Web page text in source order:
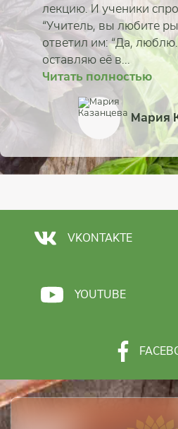
лекцию. И ученики
“Учитель, вы любите
ответил им: “Да,
оставляю её в...
Читать полностью
Мария
Читать
Читать
Читать
Читать
Читать
Читать
Читать
VKONTAKTE
YOUTUBE